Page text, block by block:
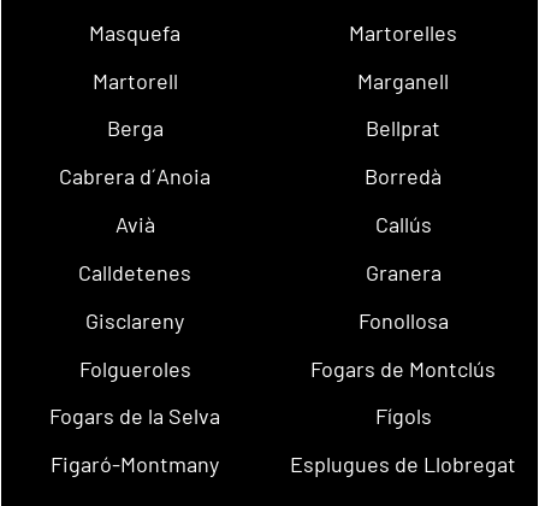
Masquefa
Martorelles
Martorell
Marganell
Berga
Bellprat
Cabrera d´Anoia
Borredà
Avià
Callús
Calldetenes
Granera
Gisclareny
Fonollosa
Folgueroles
Fogars de Montclús
Fogars de la Selva
Fígols
Figaró-Montmany
Esplugues de Llobregat